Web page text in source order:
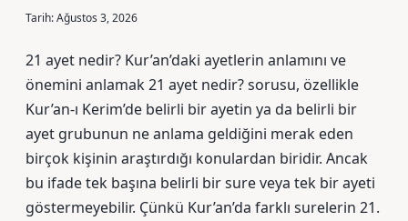
Tarih: Ağustos 3, 2026
21 ayet nedir? Kur’an’daki ayetlerin anlamını ve
önemini anlamak 21 ayet nedir? sorusu, özellikle
Kur’an-ı Kerim’de belirli bir ayetin ya da belirli bir
ayet grubunun ne anlama geldiğini merak eden
birçok kişinin araştırdığı konulardan biridir. Ancak
bu ifade tek başına belirli bir sure veya tek bir ayeti
göstermeyebilir. Çünkü Kur’an’da farklı surelerin 21.